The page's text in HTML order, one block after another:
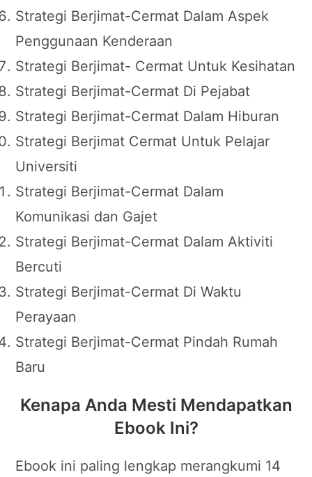
Strategi Berjimat-Cermat Dalam Aspek
Penggunaan Kenderaan
Strategi Berjimat- Cermat Untuk Kesihatan
Strategi Berjimat-Cermat Di Pejabat
Strategi Berjimat-Cermat Dalam Hiburan
Strategi Berjimat Cermat Untuk Pelajar
Universiti
Strategi Berjimat-Cermat Dalam
Komunikasi dan Gajet
Strategi Berjimat-Cermat Dalam Aktiviti
Bercuti
Strategi Berjimat-Cermat Di Waktu
Perayaan
Strategi Berjimat-Cermat Pindah Rumah
Baru
Kenapa Anda Mesti Mendapatkan
Ebook Ini?
Ebook ini paling lengkap merangkumi 14